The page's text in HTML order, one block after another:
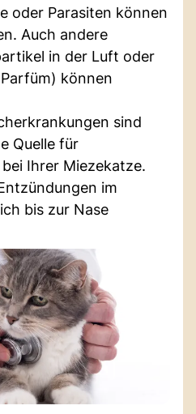
oder Parasiten können
Auch andere
in der Luft oder
können
sind
Quelle für
Ihrer Miezekatze.
im
bis zur Nase